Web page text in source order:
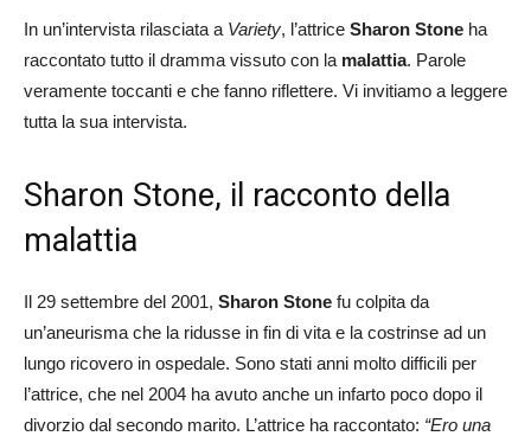
In un’intervista rilasciata a Variety, l’attrice Sharon Stone ha
raccontato tutto il dramma vissuto con la malattia. Parole
veramente toccanti e che fanno riflettere. Vi invitiamo a leggere
tutta la sua intervista.
Sharon Stone, il racconto della
malattia
Il 29 settembre del 2001, Sharon Stone fu colpita da
un’aneurisma che la ridusse in fin di vita e la costrinse ad un
lungo ricovero in ospedale. Sono stati anni molto difficili per
l’attrice, che nel 2004 ha avuto anche un infarto poco dopo il
divorzio dal secondo marito. L’attrice ha raccontato: “Ero una